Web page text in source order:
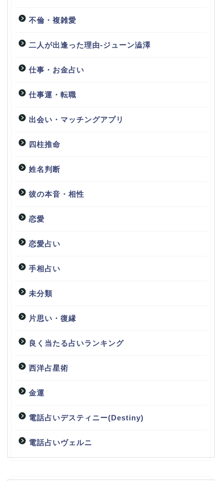
不倫・複雑愛
二人が出逢った理由-ジューン澁澤
仕事・お金占い
仕事運・転職
出会い・マッチングアプリ
四柱推命
姓名判断
彼の本音・相性
恋愛
恋愛占い
手相占い
未分類
片思い・復縁
良く当たる占いランキング
西洋占星術
金運
電話占いデスティニー(Destiny)
電話占いヴェルニ